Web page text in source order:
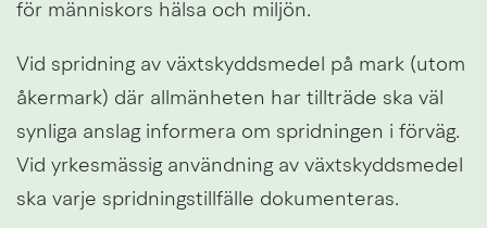
för människors hälsa och miljön.
Vid spridning av växtskyddsmedel på mark (utom
åkermark) där allmänheten har tillträde ska väl
synliga anslag informera om spridningen i förväg.
Vid yrkesmässig användning av växtskyddsmedel
ska varje spridningstillfälle dokumenteras.